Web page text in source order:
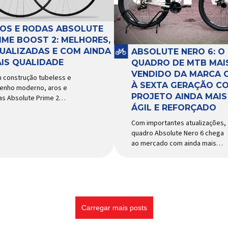
e permitir os
necessários
a condução, o pivô […]
e acessórios para ciclismo
mais reconhecida no Brasil.
Importada e distribuída […]
E RODAS ABSOLUTE
BOOST 2: MELHORES,
E COM AINDA
QUALIDADE
construção tubeless e
moderno, aros e
Absolute Prime 2
ABSOLUTE NERO 6: O
QUADRO DE MTB
VENDIDO DA MARCA
À SEXTA GERAÇÃO
PROJETO AINDA MAIS
ÁGIL E REFORÇADO
Com importantes atualizações,
quadro Absolute Nero 6 chega
ao mercado com ainda mais
bicicletas brasileiro chega em
nova versão: o
Carregar mais posts